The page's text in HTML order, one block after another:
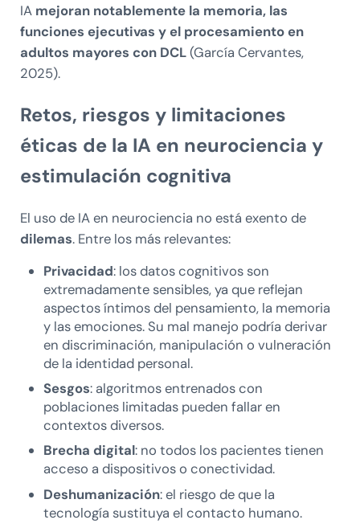
IA mejoran notablemente la memoria, las
funciones ejecutivas y el procesamiento en
adultos mayores con DCL(García Cervantes,
2025).
Retos, riesgos y limitaciones
éticas de la IA en neurociencia y
estimulación cognitiva
El uso de IA en neurociencia no está exento de
dilemas. Entre los más relevantes:
Privacidad: los datos cognitivos son
extremadamente sensibles, ya que reflejan
aspectos íntimos del pensamiento, la memoria
y las emociones. Su mal manejo podría derivar
en discriminación, manipulación o vulneración
de la identidad personal.
Sesgos: algoritmos entrenados con
poblaciones limitadas pueden fallar en
contextos diversos.
Brecha digital: no todos los pacientes tienen
acceso a dispositivos o conectividad.
Deshumanización: el riesgo de que la
tecnología sustituya el contacto humano.